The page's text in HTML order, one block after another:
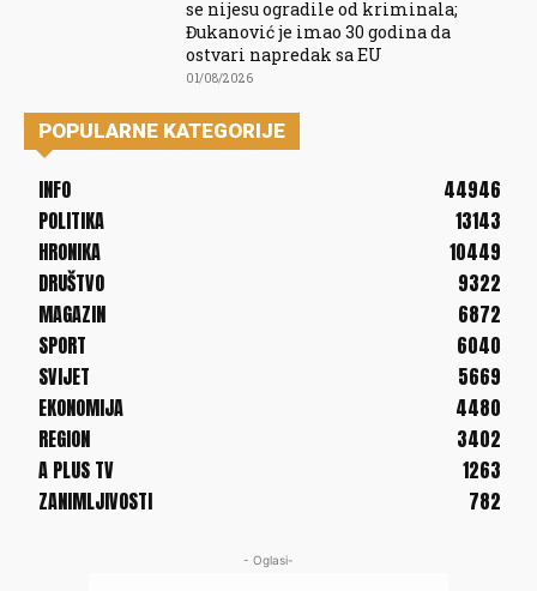
se nijesu ogradile od kriminala;
Đukanović je imao 30 godina da
ostvari napredak sa EU
01/08/2026
POPULARNE KATEGORIJE
INFO
44946
POLITIKA
13143
HRONIKA
10449
DRUŠTVO
9322
MAGAZIN
6872
SPORT
6040
SVIJET
5669
EKONOMIJA
4480
REGION
3402
A PLUS TV
1263
ZANIMLJIVOSTI
782
- Oglasi-